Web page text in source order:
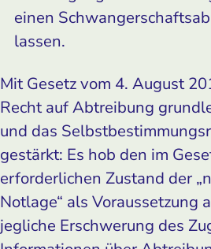
einen
lassen.
Mit Gesetz vom 4. August
Recht auf Abtreibung
und das
gestärkt: Es hob den im
erforderlichen Zustand der
Notlage“ als Voraussetzung
jegliche Erschwerung des